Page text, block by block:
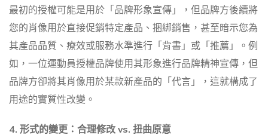
最初的授權可能是用於「品牌形象宣傳」，但品牌方後續將
您的肖像用於直接促銷特定產品、捆綁銷售，甚至暗示您為
其產品品質、療效或服務水準進行「背書」或「推薦」。例
如，一位運動員授權品牌使用其形象進行品牌精神宣傳，但
品牌方卻將其肖像用於某款新產品的「代言」，這就構成了
用途的實質性改變。
4. 形式的變更：合理修改 vs. 扭曲原意